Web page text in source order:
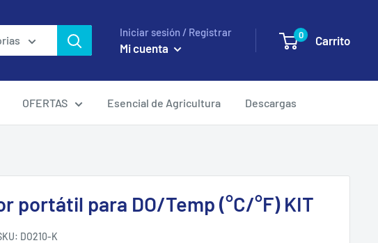
Iniciar sesión / Registrar
Mi cuenta
0 Carrito
OFERTAS Esencial de Agricultura Descargas
portátil para DO/Temp (°C/°F) KIT
DO210-K